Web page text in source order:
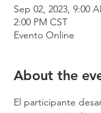
Sep 02, 2023, 9:00
2:00 PM CST
Evento Online
About the
El participante